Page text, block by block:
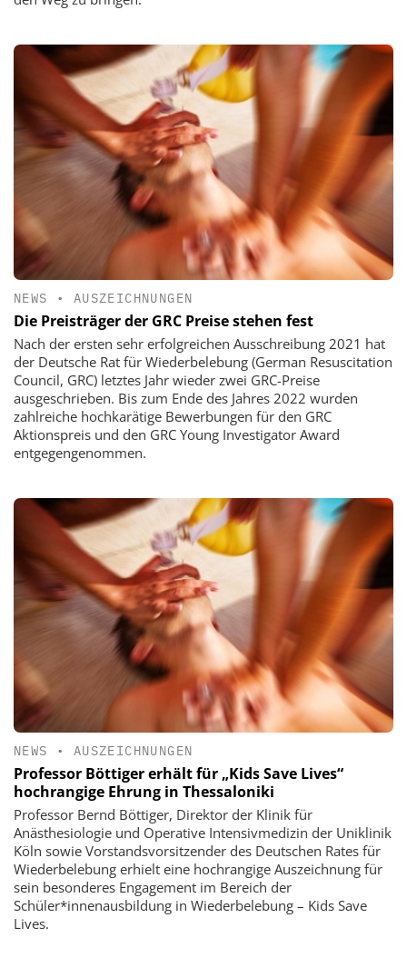
NEWS • AUSZEICHNUNGEN
Die Preisträger der GRC Preise stehen fest
Nach der ersten sehr erfolgreichen Ausschreibung 2021 hat
der Deutsche Rat für Wiederbelebung (German Resuscitation
Council, GRC) letztes Jahr wieder zwei GRC-Preise
ausgeschrieben. Bis zum Ende des Jahres 2022 wurden
zahlreiche hochkarätige Bewerbungen für den GRC
Aktionspreis und den GRC Young Investigator Award
entgegengenommen.
NEWS • AUSZEICHNUNGEN
Professor Böttiger erhält für „Kids Save Lives“
hochrangige Ehrung in Thessaloniki
Professor Bernd Böttiger, Direktor der Klinik für
Anästhesiologie und Operative Intensivmedizin der Uniklinik
Köln sowie Vorstandsvorsitzender des Deutschen Rates für
Wiederbelebung erhielt eine hochrangige Auszeichnung für
sein besonderes Engagement im Bereich der
Schüler*innenausbildung in Wiederbelebung – Kids Save
Lives.